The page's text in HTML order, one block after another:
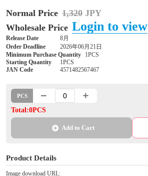
Normal Price 1,320 JPY
Wholesale Price Login to view
Release Date
8月
Order Deadline
2026年06月21日
Minimum Purchase Quantity
1PCS
Starting Quantity
1PCS
JAN Code
4571482567467
PCS
Total:0PCS
Add to Cart
Product Details
Image download URL: